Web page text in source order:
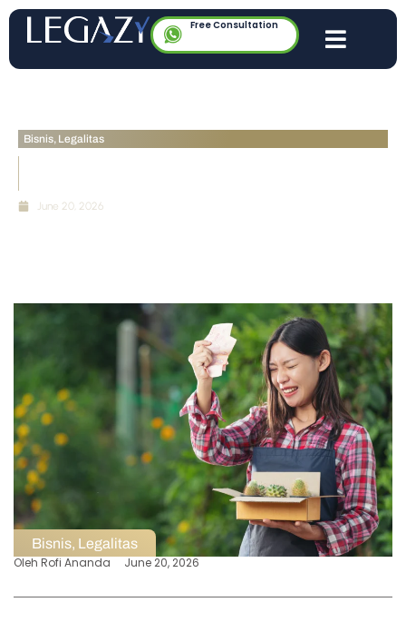
Free Consultation
Bisnis, Legalitas
June 20, 2026
Bisnis, Legalitas
Oleh Rofi Ananda June 20, 2026